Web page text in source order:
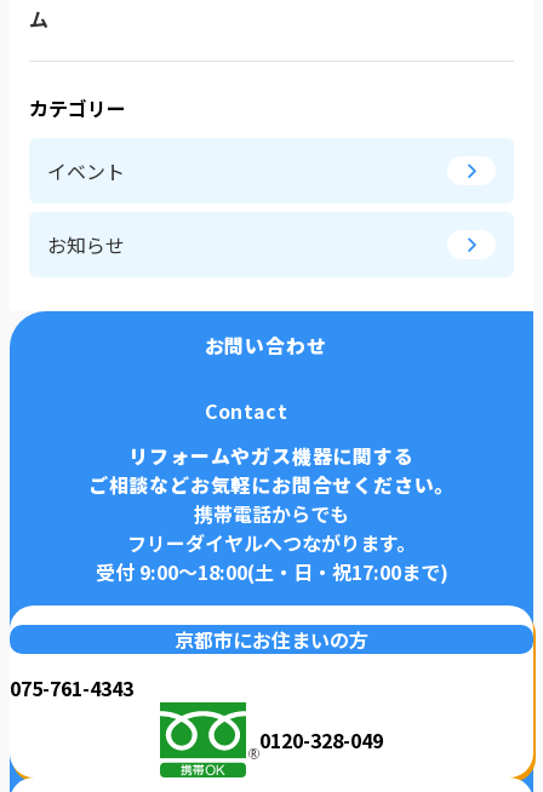
ム
カテゴリー
イベント
お知らせ
お問い合わせ
Contact
リフォームやガス機器に関する
ご相談などお気軽にお問合せください。
携帯電話からでも
フリーダイヤルへつながります。
受付 9:00〜18:00(土・日・祝17:00まで)
京都市にお住まいの方
075-761-4343
0120-328-049